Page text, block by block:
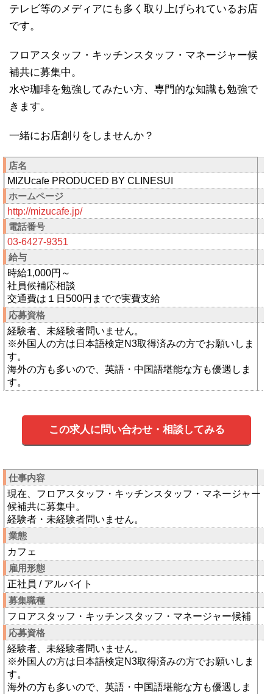
テレビ等のメディアにも多く取り上げられているお店
です。
フロアスタッフ・キッチンスタッフ・マネージャー候
補共に募集中。
水や珈琲を勉強してみたい方、専門的な知識も勉強で
きます。
一緒にお店創りをしませんか？
店名
MIZUcafe PRODUCED BY CLINESUI
ホームページ
http://mizucafe.jp/
電話番号
03-6427-9351
給与
時給1,000円～
社員候補応相談
交通費は１日500円までで実費支給
応募資格
経験者、未経験者問いません。
※外国人の方は日本語検定N3取得済みの方でお願いしま
す。
海外の方も多いので、英語・中国語堪能な方も優遇しま
す。
この求人に問い合わせ・相談してみる
仕事内容
現在、フロアスタッフ・キッチンスタッフ・マネージャー
候補共に募集中。
経験者・未経験者問いません。
業態
カフェ
雇用形態
正社員 / アルバイト
募集職種
フロアスタッフ・キッチンスタッフ・マネージャー候補
応募資格
経験者、未経験者問いません。
※外国人の方は日本語検定N3取得済みの方でお願いしま
す。
海外の方も多いので、英語・中国語堪能な方も優遇しま